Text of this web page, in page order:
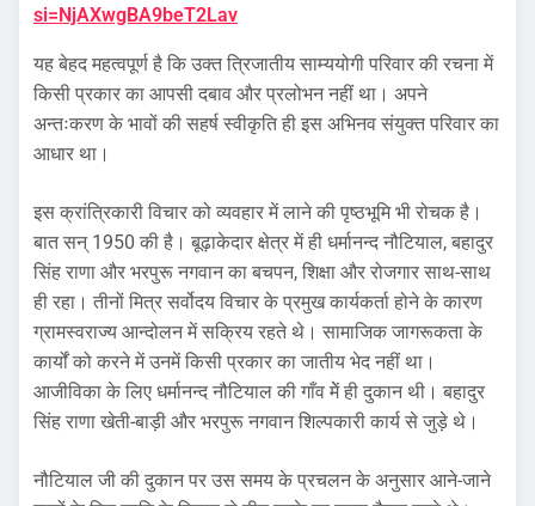
si=NjAXwgBA9beT2Lav
यह बेहद महत्वपूर्ण है कि उक्त त्रिजातीय साम्ययोगी परिवार की रचना में
किसी प्रकार का आपसी दबाव और प्रलोभन नहीं था। अपने
अन्तःकरण के भावों की सहर्ष स्वीकृति ही इस अभिनव संयुक्त परिवार का
आधार था।
इस क्रांत्रिकारी विचार को व्यवहार में लाने की पृष्ठभूमि भी रोचक है।
बात सन् 1950 की है। बूढ़ाकेदार क्षेत्र में ही धर्मानन्द नौटियाल, बहादुर
सिंह राणा और भरपुरू नगवान का बचपन, शिक्षा और रोजगार साथ-साथ
ही रहा। तीनों मित्र सर्वोदय विचार के प्रमुख कार्यकर्ता होने के कारण
ग्रामस्वराज्य आन्दोलन में सक्रिय रहते थे। सामाजिक जागरूकता के
कार्यों को करने में उनमें किसी प्रकार का जातीय भेद नहीं था।
आजीविका के लिए धर्मानन्द नौटियाल की गाँव मेें ही दुकान थी। बहादुर
सिंह राणा खेती-बाड़ी और भरपुरू नगवान शिल्पकारी कार्य से जुड़े थे।
नौटियाल जी की दुकान पर उस समय के प्रचलन के अनुसार आने-जाने